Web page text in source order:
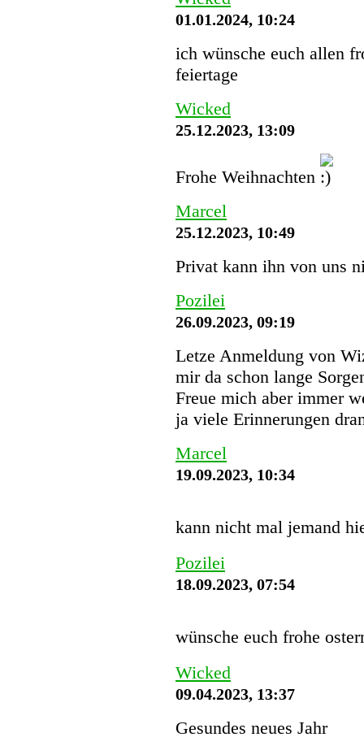
01.01.2024, 10:24
ich wünsche euch allen
feiertage
Wicked
25.12.2023, 13:09
Frohe Weihnachten
Marcel
25.12.2023, 10:49
Privat kann ihn von uns
Pozilei
26.09.2023, 09:19
Letze Anmeldung von
mir da schon lange
Freue mich aber immer
ja viele Erinnerungen
Marcel
19.09.2023, 10:34
kann nicht mal jemand
Pozilei
18.09.2023, 07:54
wünsche euch frohe
Wicked
09.04.2023, 13:37
Gesundes neues Jahr